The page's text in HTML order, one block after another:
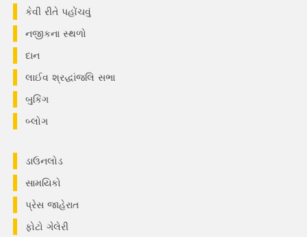
કેવી રીતે પહોંચવું
નજીકના સ્થળો
દાન
લાઈવ શ્રદ્ધાંજલિ સભા
બુકિંગ
બ્લોગ
ડાઉનલોડ
સામયિકો
પ્રેસ જાહેરાત
ફોટો ગેલેરી